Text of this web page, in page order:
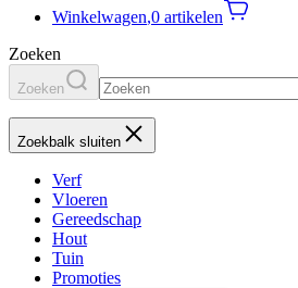
Winkelwagen,0 artikelen
Zoeken
Zoeken
Zoekbalk sluiten
Verf
Vloeren
Gereedschap
Hout
Tuin
Promoties